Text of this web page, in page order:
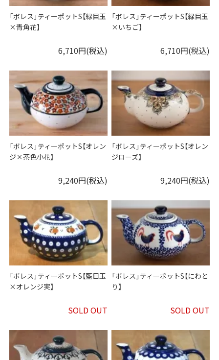
「ボレス」ティーポットS【緑目玉
×青角花】
6,710円(税込)
「ボレス」ティーポットS【緑目玉
×いちご】
6,710円(税込)
「ボレス」ティーポットS【オレン
ジ×茶色小花】
9,240円(税込)
「ボレス」ティーポットS【オレン
ジローズ】
9,240円(税込)
「ボレス」ティーポットS【藍目玉
×オレンジ実】
SOLD OUT
「ボレス」ティーポットS【にわと
り】
SOLD OUT